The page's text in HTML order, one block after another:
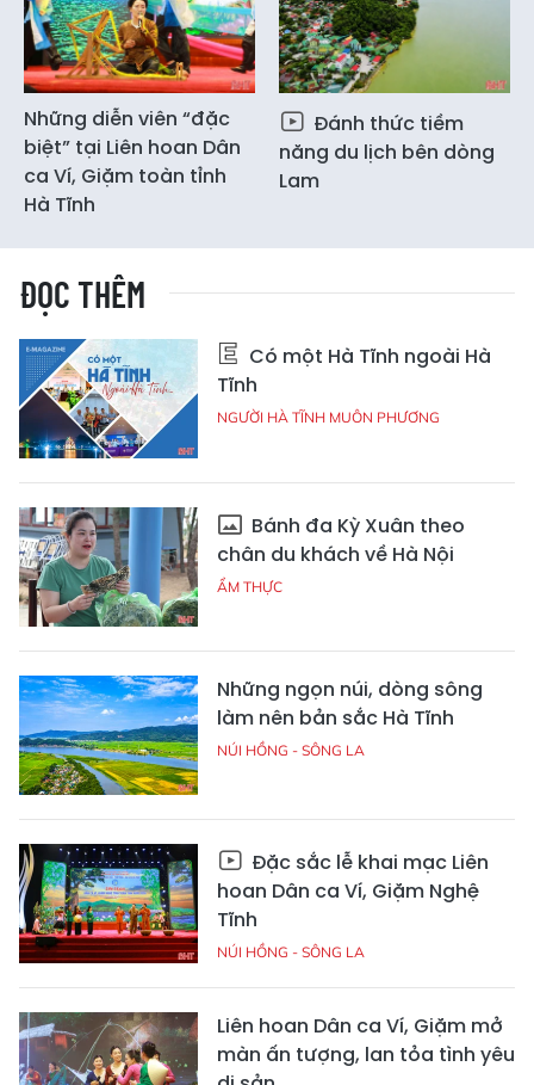
Những diễn viên “đặc
biệt” tại Liên hoan Dân
ca Ví, Giặm toàn tỉnh
Hà Tĩnh
Đánh thức tiềm
năng du lịch bên dòng
Lam
ĐỌC THÊM
Có một Hà Tĩnh ngoài Hà
Tĩnh
NGƯỜI HÀ TĨNH MUÔN PHƯƠNG
Bánh đa Kỳ Xuân theo
chân du khách về Hà Nội
ẨM THỰC
Những ngọn núi, dòng sông
làm nên bản sắc Hà Tĩnh
NÚI HỒNG - SÔNG LA
Đặc sắc lễ khai mạc Liên
hoan Dân ca Ví, Giặm Nghệ
Tĩnh
NÚI HỒNG - SÔNG LA
Liên hoan Dân ca Ví, Giặm mở
màn ấn tượng, lan tỏa tình yêu